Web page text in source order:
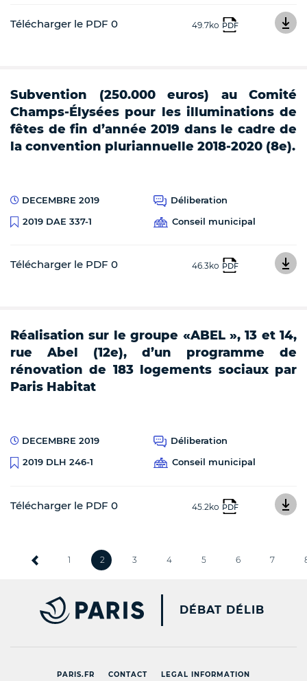
Télécharger le PDF 0 49.7ko PDF
Subvention (250.000 euros) au Comité
Champs-Élysées pour les illuminations de
fêtes de fin d’année 2019 dans le cadre de
la convention pluriannuelle 2018-2020 (8e).
DECEMBRE 2019
Déliberation
2019 DAE 337-1
Conseil municipal
Télécharger le PDF 0 46.3ko PDF
Réalisation sur le groupe «ABEL », 13 et 14,
rue Abel (12e), d’un programme de
rénovation de 183 logements sociaux par
Paris Habitat
DECEMBRE 2019
Déliberation
2019 DLH 246-1
Conseil municipal
Télécharger le PDF 0 45.2ko PDF
1 2 3 4 5 6 7
PARIS.FR [NEW
DÉBAT DÉLIB
PARIS.FR CONTACT LEGAL INFORMATION